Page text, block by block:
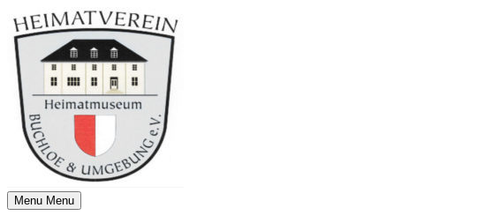
Skip
to
content
Menu Menu